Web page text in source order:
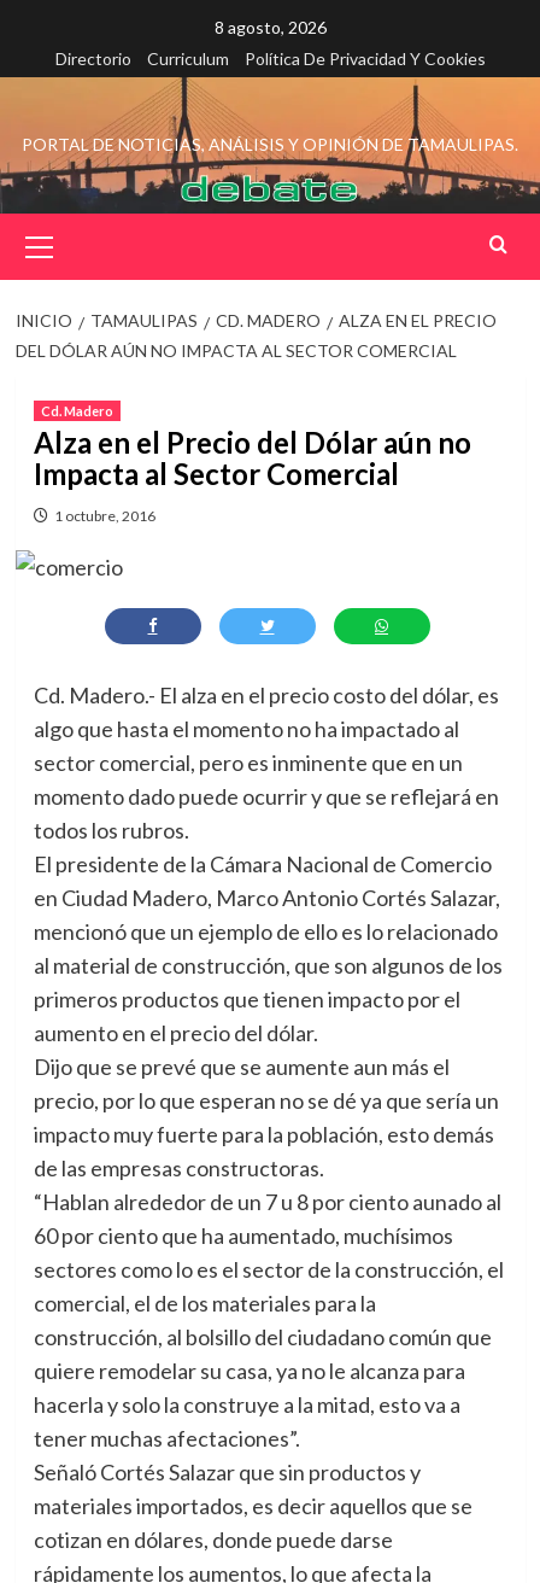
contenido
8 agosto, 2026
Directorio
Curriculum Política De Privacidad Y Cookies
PORTAL DE NOTICIAS, ANÁLISIS Y OPINIÓN DE TAMAULIPAS.
principal
INICIO TAMAULIPAS CD. MADERO
ALZA EN EL PRECIO
DEL DÓLAR AÚN NO IMPACTA AL SECTOR COMERCIAL
Cd. Madero
Alza en el Precio del Dólar aún no
Impacta al Sector Comercial
1 octubre, 2016
Cd. Madero.- El alza en el precio costo del dólar, es
algo que hasta el momento no ha impactado al
sector comercial, pero es inminente que en un
momento dado puede ocurrir y que se reflejará en
todos los rubros.
El presidente de la Cámara Nacional de Comercio
en Ciudad Madero, Marco Antonio Cortés Salazar,
mencionó que un ejemplo de ello es lo relacionado
al material de construcción, que son algunos de los
primeros productos que tienen impacto por el
aumento en el precio del dólar.
Dijo que se prevé que se aumente aun más el
precio, por lo que esperan no se dé ya que sería un
impacto muy fuerte para la población, esto demás
de las empresas constructoras.
“Hablan alrededor de un 7 u 8 por ciento aunado al
60 por ciento que ha aumentado, muchísimos
sectores como lo es el sector de la construcción, el
comercial, el de los materiales para la
construcción, al bolsillo del ciudadano común que
quiere remodelar su casa, ya no le alcanza para
hacerla y solo la construye a la mitad, esto va a
tener muchas afectaciones”.
Señaló Cortés Salazar que sin productos y
materiales importados, es decir aquellos que se
cotizan en dólares, donde puede darse
rápidamente los aumentos, lo que afecta la